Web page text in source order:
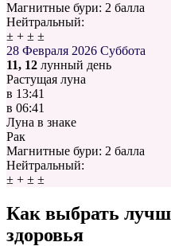
Магнитные бури: 2 балла
Нейтральный:
± + ± ±
28 Февраля 2026 Суббота
11, 12 лунный день
Растущая луна
в 13:41
в 06:41
Луна в знаке
Рак
Магнитные бури: 2 балла
Нейтральный:
± + ± ±
Как выбрать
здоровья